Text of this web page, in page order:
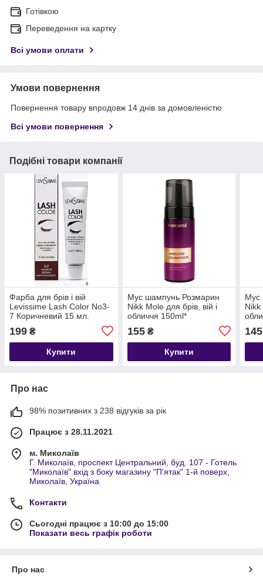
Готівкою
Переведення на картку
Всі умови оплати
Умови повернення
Повернення товару впродовж 14 днів за домовленістю
Всі умови повернення
Подібні товари компанії
Фарба для брів і вій
Levissime Lash Color No3-
7 Коричневий 15 мл.
199 ₴
Купити
Мус шампунь Розмарин
Nikk Mole для брів, вій і
обличчя 150ml*
155₴
Купити
Мус
Nikk
145
Про нас
98% позитивних з 238 відгуків за рік
Працює з 28.11.2021
м. Миколаїв
Г. Миколаїв, проспект Центральний, буд. 107 - Готель
"Миколаїв" вхід з боку магазину "П'ятак" 1-й поверх,
Миколаїв, Україна
Контакти
Сьогодні працює з 10:00 до 15:00
Показати весь графік роботи
Про нас